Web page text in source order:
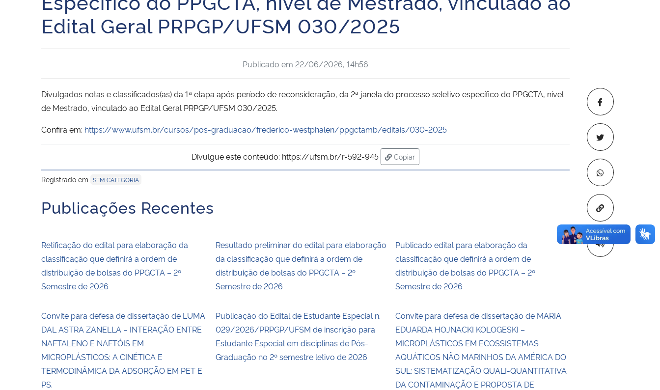
Edital Geral PRPGP/UFSM 030/2025
Copiar para
Publicado em 22/06/2026, 14h56
Divulgados notas e classificados(as) da 1ª etapa após período de reconsideração, da 2ª janela do processo seletivo específico do PPGCTA, nível
de Mestrado, vinculado ao Edital Geral PRPGP/UFSM 030/2025.
Confira em: https://www.ufsm.br/cursos/pos-graduacao/frederico-westphalen/ppgctamb/editais/030-2025
Divulgue este conteúdo: https://ufsm.br/r-592-945
Copiar
para área de transferência
Registrado em SEM CATEGORIA
Publicações Recentes
Retificação do edital para elaboração da
classificação que definirá a ordem de
distribuição de bolsas do PPGCTA – 2º
Semestre de 2026
Resultado preliminar do edital para elaboração
da classificação que definirá a ordem de
distribuição de bolsas do PPGCTA – 2º
Semestre de 2026
Publicado edital para elaboração da
classificação que definirá a ordem de
distribuição de bolsas do PPGCTA – 2º
Semestre de 2026
Convite para defesa de dissertação de LUMA
DAL ASTRA ZANELLA – INTERAÇÃO ENTRE
NAFTALENO E NAFTÓIS EM
MICROPLÁSTICOS: A CINÉTICA E
TERMODINÂMICA DA ADSORÇÃO EM PET E
PS.
Publicação do Edital de Estudante Especial n.
029/2026/PRPGP/UFSM de inscrição para
Estudante Especial em disciplinas de Pós-
Graduação no 2º semestre letivo de 2026
Convite para defesa de dissertação de MARIA
EDUARDA HOJNACKI KOLOGESKI –
MICROPLÁSTICOS EM ECOSSISTEMAS
AQUÁTICOS NÃO MARINHOS DA AMÉRICA DO
SUL: SISTEMATIZAÇÃO QUALI-QUANTITATIVA
DA CONTAMINAÇÃO E PROPOSTA DE